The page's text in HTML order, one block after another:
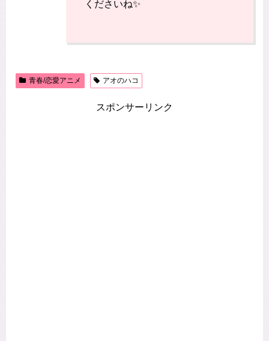
くださいね✨
青春/恋愛アニメ アオのハコ
スポンサーリンク